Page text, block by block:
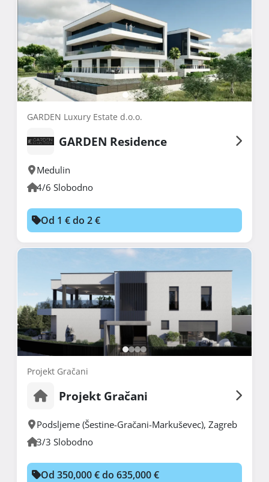
GARDEN Luxury Estate d.o.o.
GARDEN Residence
Medulin
4/6 Slobodno
Od 1 € do 2 €
Projekt Gračani
Projekt Gračani
Podsljeme (Šestine-Gračani-Markuševec), Zagreb
3/3 Slobodno
Od 350,000 € do 635,000 €